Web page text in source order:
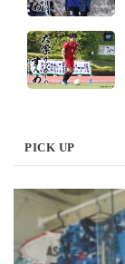
PICK UP